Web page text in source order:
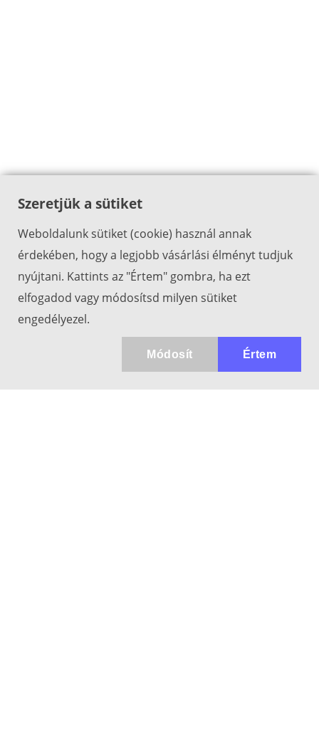
Szeretjük a sütiket
Weboldalunk sütiket (cookie) használ annak
érdekében, hogy a legjobb vásárlási élményt tudjuk
nyújtani. Kattints az "Értem" gombra, ha ezt
elfogadod vagy módosítsd milyen sütiket
engedélyezel.
Értem
Módosít